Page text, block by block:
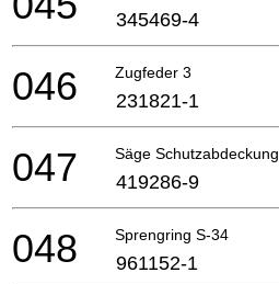
345469-4
Zugfeder 3
046 231821-1
Säge Schutzabdeckung
047 419286-9
Sprengring S-34
048 961152-1